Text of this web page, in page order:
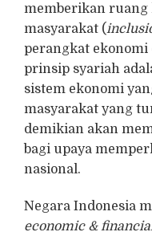
memberikan
masyarakat (
perangkat ekonomi
prinsip syariah
sistem ekonomi
masyarakat yang
demikian akan
bagi upaya
nasional.
Negara Indonesia
economic &